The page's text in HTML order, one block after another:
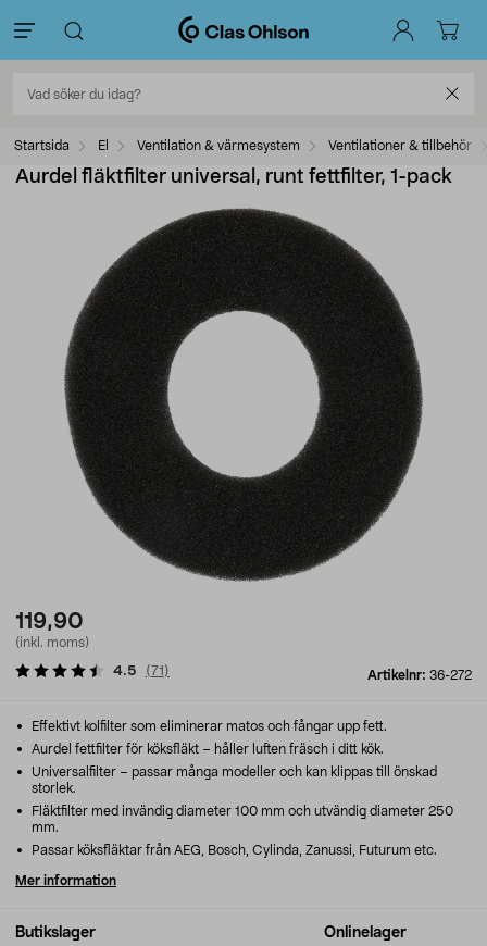
Startsida El Ventilation & värmesystem Ventilationer & tillbehör
Aurdel fläktfilter universal, runt fettfilter, 1-pack
119,90
(inkl. moms)
Artikelnr: 36-272
4.5 (71 )
Butikslager Onlinelager
Effektivt kolfilter som eliminerar matos och fångar upp fett.
Aurdel fettfilter för köksfläkt – håller luften fräsch i ditt kök.
Universalfilter – passar många modeller och kan klippas till önskad
storlek.
Fläktfilter med invändig diameter 100 mm och utvändig diameter 250
mm.
Passar köksfläktar från AEG, Bosch, Cylinda, Zanussi, Futurum etc.
Mer information